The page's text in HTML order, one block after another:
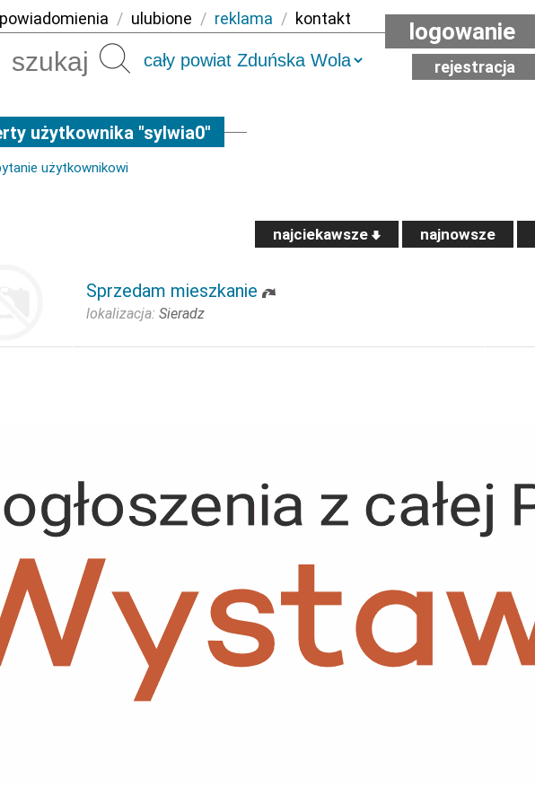
powiadomienia / ulubione / reklama / kontakt
Szukaj
logowanie
rejestracja
użytkownika "sylwia0"
użytkownikowi
najciekawsze najnowsze
Sprzedam mieszkanie
lokalizacja: Sieradz